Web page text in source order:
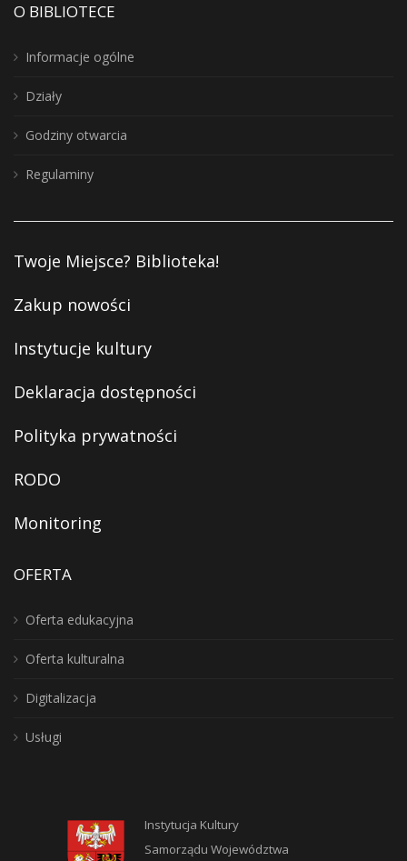
O BIBLIOTECE
Informacje ogólne
Działy
Godziny otwarcia
Regulaminy
Twoje Miejsce? Biblioteka!
Zakup nowości
Instytucje kultury
Deklaracja dostępności
Polityka prywatności
RODO
Monitoring
OFERTA
Oferta edukacyjna
Oferta kulturalna
Digitalizacja
Usługi
Instytucja Kultury
Samorządu Województwa